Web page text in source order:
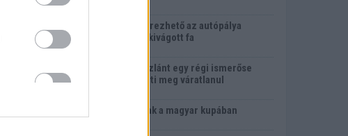
Megszerezhető az autópálya
mellett kivágott fa
Az oroszlánt egy régi ismerőse
keresheti meg váratlanul
Sorsoltak a magyar kupában